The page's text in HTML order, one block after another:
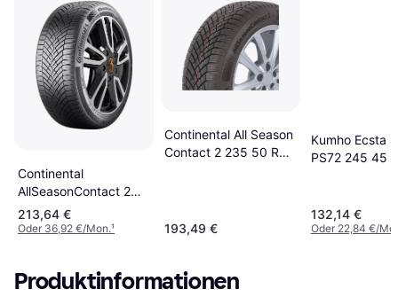
Continental
AllSeasonContact 2
Evc XL 265 45 R20
108Y XL EVc Tyres
213,64 €
Oder 36,92 €/Mon.¹
Continental All Season
Contact 2 235 50 R20
193,49 €
Kumho Ecsta
PS72 245 45
132,14 €
Oder 22,84 €/
Produktinformationen